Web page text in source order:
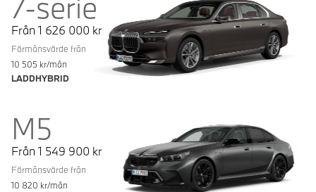
Från 1 626 000 kr
Förmånsvärde från
10 505 kr/mån
LADDHYBRID
M5
Från 1 549 900 kr
Förmånsvärde från
10 820 kr/mån